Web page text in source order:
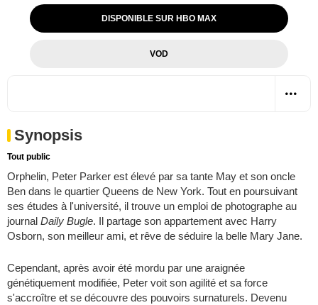
DISPONIBLE SUR HBO MAX
VOD
Synopsis
Tout public
Orphelin, Peter Parker est élevé par sa tante May et son oncle
Ben dans le quartier Queens de New York. Tout en poursuivant
ses études à l'université, il trouve un emploi de photographe au
journal Daily Bugle. Il partage son appartement avec Harry
Osborn, son meilleur ami, et rêve de séduire la belle Mary Jane.
Cependant, après avoir été mordu par une araignée
génétiquement modifiée, Peter voit son agilité et sa force
s'accroître et se découvre des pouvoirs surnaturels. Devenu